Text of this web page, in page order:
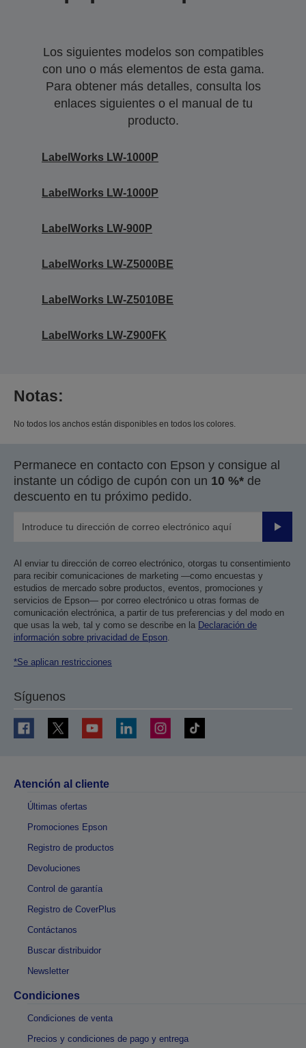
Los siguientes modelos son compatibles
con uno o más elementos de esta gama.
Para obtener más detalles, consulta los
enlaces siguientes o el manual de tu
producto.
LabelWorks LW-1000P
LabelWorks LW-1000P
LabelWorks LW-900P
LabelWorks LW-Z5000BE
LabelWorks LW-Z5010BE
LabelWorks LW-Z900FK
Notas:
No todos los anchos están disponibles en todos los colores.
Permanece en contacto con Epson y consigue al
instante un código de cupón con un 10 %* de
descuento en tu próximo pedido.
Enviar
Al enviar tu dirección de correo electrónico, otorgas tu consentimiento
para recibir comunicaciones de marketing —como encuestas y
estudios de mercado sobre productos, eventos, promociones y
servicios de Epson— por correo electrónico u otras formas de
comunicación electrónica, a partir de tus preferencias y del modo en
que usas la web, tal y como se describe en la Declaración de
información sobre privacidad de Epson
*Se aplican restricciones
Síguenos
Atención al cliente
Últimas ofertas
Promociones Epson
Registro de productos
Devoluciones
Control de garantía
Registro de CoverPlus
Contáctanos
Buscar distribuidor
Newsletter
Condiciones
Condiciones de venta
Precios y condiciones de pago y entrega